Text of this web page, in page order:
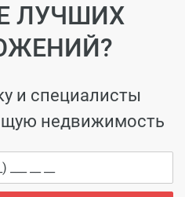
ЛУЧШИХ
и специалисты
недвижимость